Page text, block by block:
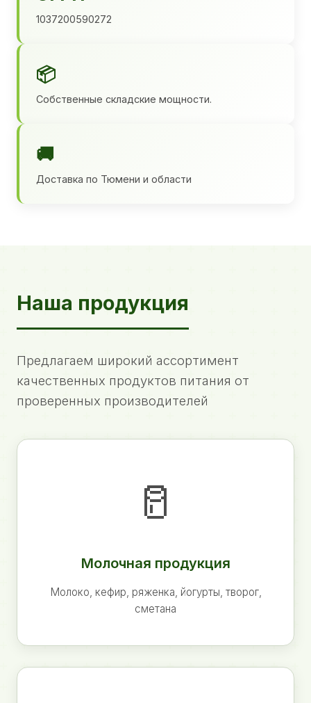
1037200590272
📦
Собственные складские мощности.
🚚
Доставка по Тюмени и области
Наша продукция
Предлагаем широкий ассортимент
качественных продуктов питания от
проверенных производителей
🥛
Молочная продукция
Молоко, кефир, ряженка, йогурты, творог,
сметана